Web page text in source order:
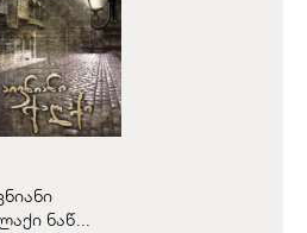
ნაწ...